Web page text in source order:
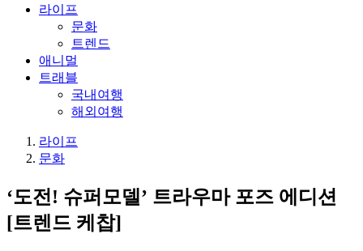
라이프
문화
트렌드
애니멀
트래블
국내여행
해외여행
라이프
문화
‘도전! 슈퍼모델’ 트라우마 포즈 에디션
[트렌드 케찹]